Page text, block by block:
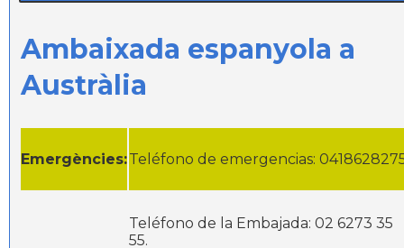
Ambaixada espanyola a
Austràlia
Emergències:Teléfono de emergencias:
Teléfono de la Embajada: 02 6273 35
55.